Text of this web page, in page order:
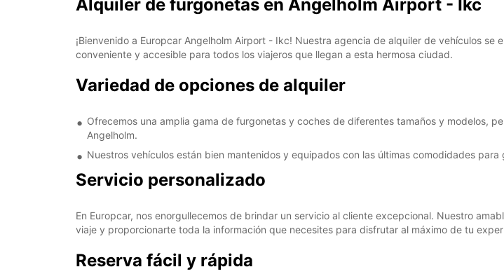
Alquiler de furgonetas en Angelholm Airport - Ikc
¡Bienvenido a Europcar Angelholm Airport - Ikc! Nuestra agencia de alquiler de vehículos
conveniente y accesible para todos los viajeros que llegan a esta hermosa ciudad.
Variedad de opciones de alquiler
Ofrecemos una amplia gama de furgonetas y coches de diferentes tamaños y modelos,
Angelholm.
Nuestros vehículos están bien mantenidos y equipados con las últimas comodidades
Servicio personalizado
En Europcar, nos enorgullecemos de brindar un servicio al cliente excepcional. Nuestro
viaje y proporcionarte toda la información que necesites para disfrutar al máximo de tu
Reserva fácil y rápida